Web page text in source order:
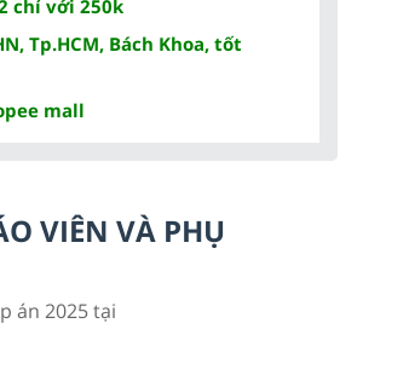
chỉ với 250k
Tp.HCM, Bách Khoa, tốt
mall
VIÊN VÀ PHỤ
án 2025 tại